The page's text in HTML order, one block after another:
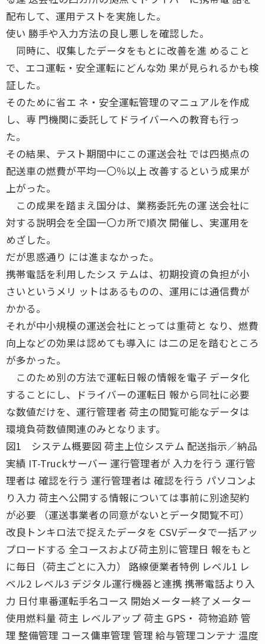
配布して、運用テストを実施した。
使い 勝手や入力方法の良し悪しを確認した。
同時に、収集したデータをもとに改善を進 めること
で、エコ運転・安全運転にどんな効 果が見られるかも検
証した。
そのために省エ ネ・安全運転管理のマニュアルを作成
し、専 門機関に委託してドライバーへの教育も行っ
た。
その結果、テスト期間中にこの運送会社 では四拠点の
配送車の燃費が平均一〇％以上 改善するという成果が
上がった。
この成果を踏まえ国分は、業務委託先の運 送会社に
対する説明会を全国一〇カ所で順次 開催し、実運用を
めざした。
だが思惑通り には進まなかった。
携帯電話を利用したシス テムは、初期投資の負担が小
さいというメリ ットはあるものの、運用には通信費が
かかる。
それが中小規模の運送会社にとっては重荷と なり、燃費
向上などの効果は認めても導入に は二の足を踏むところ
が多かった。
このため別の方法で運転日報の情報を電子 データ化
することにし、ドライバーの運転日 報から同社に必要
な数値だけを、運行管理者 荷主の閲覧可能なデータは
環境負荷数値関連のみとなります。
図1 システム概要図 荷主上位システム 配送指示／納品
実績 IT-Truckサーバー 運行管理者が 入力を行う 運行管
理者は 確認を行う 運行管理者は 確認を行う パソコンよ
り入力 荷主へ公開する情報については事前に別途契約
が必要 （運送事業者の同意がないとデータ閲覧不可）
改良トンキロ法で捉えたデータを CSVデータで一括アッ
プロードする 全コースおよび荷主別に管理日 報をもと
に毎日（荷主ごとに入力） 路線便業者特例 レベル1 レ
ベル2 レベル3 デジタル運行機器と連携 携帯電話より入
力 日付車番運転手名コース 開始メーター終了メーター
使用燃料量 荷主 レベルアップ 荷主 GPS・ 荷物追跡 管
理 整備管理 コース傭車管理 管理 給与管理コンテナ 温度